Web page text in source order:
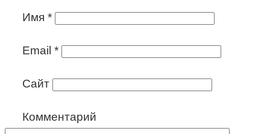
Имя *
Email *
Сайт
Комментарий